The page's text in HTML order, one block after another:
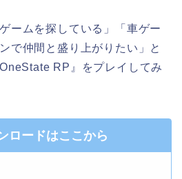
ームを探している」「車ゲー
で仲間と盛り上がりたい」と
RP』をプレイしてみ
ロードはここから